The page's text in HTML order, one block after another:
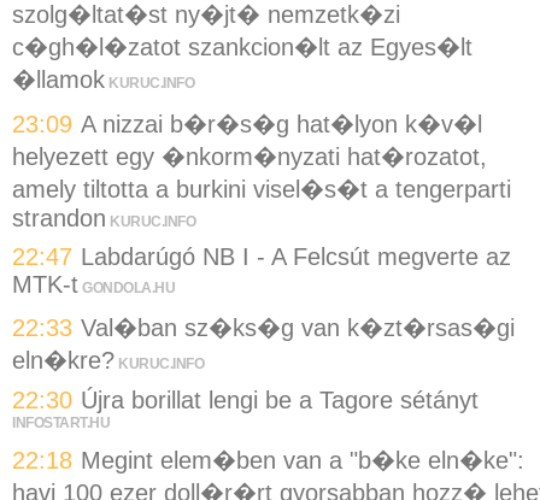
szolg�ltat�st ny�jt� nemzetk�zi
c�gh�l�zatot szankcion�lt az Egyes�lt
�llamok KURUC.INFO
23:09 A nizzai b�r�s�g hat�lyon k�v�l
helyezett egy �nkorm�nyzati hat�rozatot,
amely tiltotta a burkini visel�s�t a tengerparti
strandon KURUC.INFO
22:47 Labdarúgó NB I - A Felcsút megverte az
MTK-t GONDOLA.HU
22:33 Val�ban sz�ks�g van k�zt�rsas�gi
eln�kre? KURUC.INFO
22:30 Újra borillat lengi be a Tagore sétányt
INFOSTART.HU
22:18 Megint elem�ben van a "b�ke eln�ke":
havi 100 ezer doll�r�rt gyorsabban hozz�